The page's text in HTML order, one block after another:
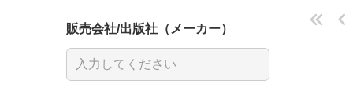
販売会社/出版社（メーカー）